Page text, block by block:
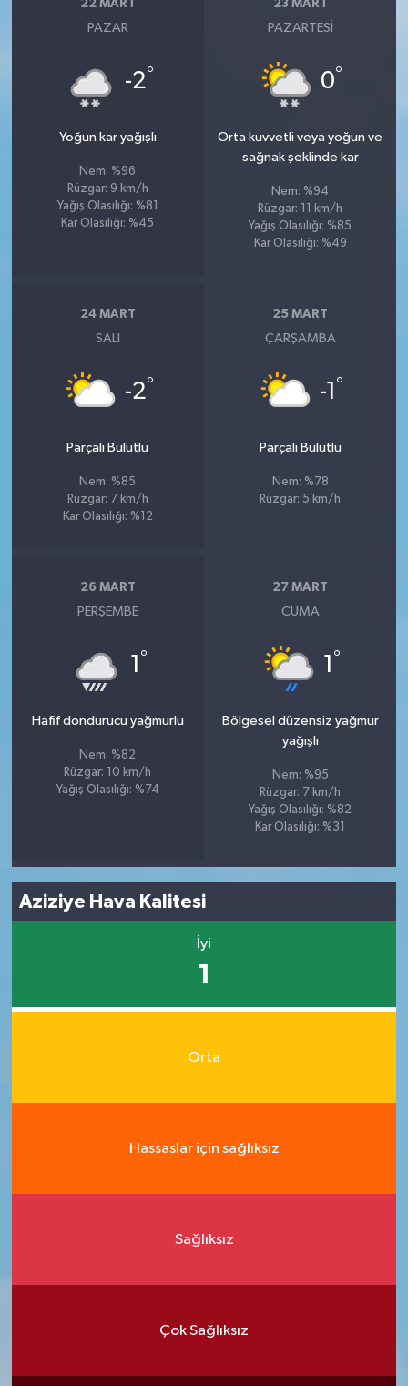
22 MART
PAZAR
-2°
Yoğun kar yağışlı
Nem: %96
Rüzgar: 9 km/h
Yağış Olasılığı: %81
Kar Olasılığı: %45
23 MART
PAZARTESI
0°
Orta kuvvetli veya yoğun ve
sağnak şeklinde kar
Nem: %94
Rüzgar: 11 km/h
Yağış Olasılığı: %85
Kar Olasılığı: %49
24 MART
SALI
-2°
Parçalı Bulutlu
Nem: %85
Rüzgar: 7 km/h
Kar Olasılığı: %12
25 MART
ÇARŞAMBA
-1 °
Parçalı Bulutlu
Nem: %78
Rüzgar: 5 km/h
26 MART
PERŞEMBE
1 °
Hafif dondurucu yağmurlu
Nem: %82
Rüzgar: 10 km/h
Yağış Olasılığı: %74
27 MART
CUMA
1 °
Bölgesel düzensiz yağmur
yağışlı
Nem: %95
Rüzgar: 7 km/h
Yağış Olasılığı: %82
Kar Olasılığı: %31
Aziziye Hava Kalitesi
İyi
1
Orta
Hassaslar için sağlıksız
Sağlıksız
Çok Sağlıksız